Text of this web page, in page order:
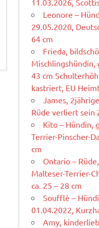
11.03.2026,
Leonore –
29.05.2020,
64 cm
Frieda,
Mischlingshündin,
43 cm
kastriert, EU
James,
Rüde verliert sein
Kito – Hündin,
Terrier-Pinscher-
cm
Ontario –
Malteser-Terrier-
ca. 25 – 28 cm
Soufflè –
01.04.2022,
Amy,